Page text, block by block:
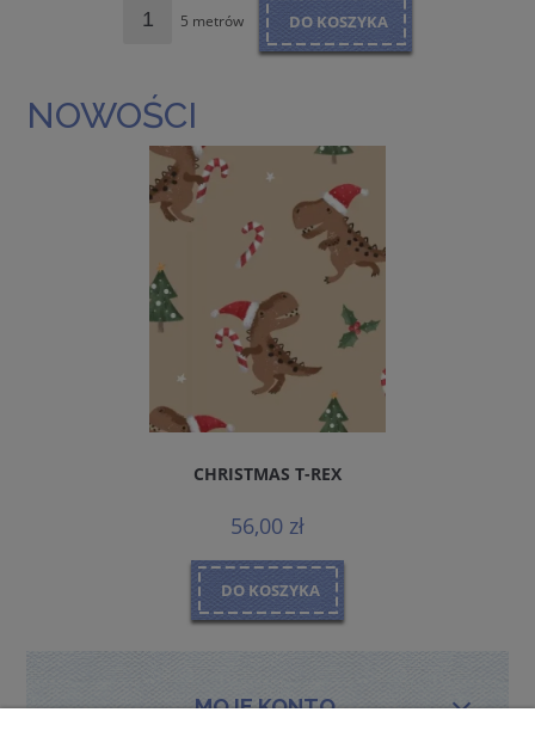
5 metrów DO KOSZYKA
NOWOŚCI
CHRISTMAS T-REX
56,00 zł
DO KOSZYKA
MOJE KONTO